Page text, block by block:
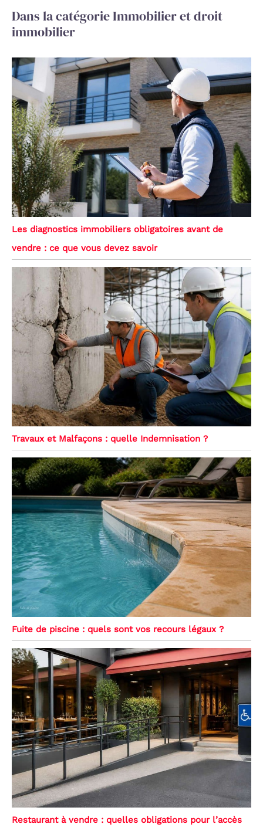
Dans la catégorie Immobilier et droit
immobilier
Les diagnostics immobiliers obligatoires avant de
vendre : ce que vous devez savoir
Travaux et Malfaçons : quelle Indemnisation ?
Fuite de piscine : quels sont vos recours légaux ?
Restaurant à vendre : quelles obligations pour l’accès